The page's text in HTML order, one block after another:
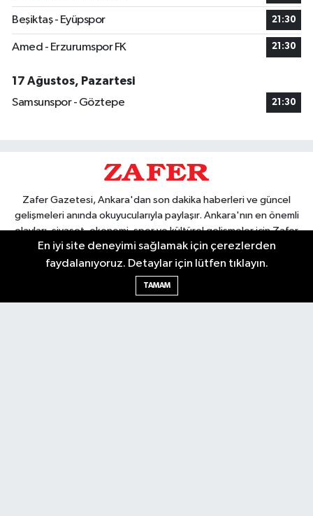
Beşiktaş - Eyüpspor 21:30
Amed - Erzurumspor FK 21:30
17 Ağustos, Pazartesi
Samsunspor - Göztepe
21:30
Zafer Gazetesi, Ankara'dan son dakika haberleri ve güncel
gelişmeleri anında okuyucularıyla paylaşır. Ankara'nın en önemli
olayları, siyaset, ekonomi, spor ve kültürel gelişmeler için Zafer
Gazetesi'ni takip edin. Başkentin güvendiği haber kaynağı.
En iyi site deneyimi sağlamak için çerezlerden
faydalanıyoruz. Detaylar için lütfen tıklayın.
TAMAM